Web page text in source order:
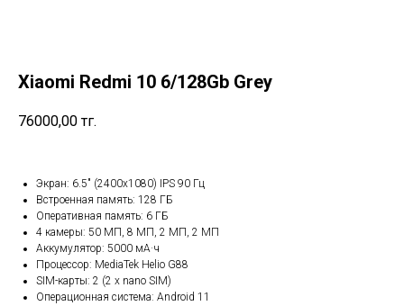
Xiaomi Redmi 10 6/128Gb Grey
76000,00 тг.
Экран: 6.5" (2400x1080) IPS 90 Гц
Встроенная память: 128 ГБ
Оперативная память: 6 ГБ
4 камеры: 50 МП, 8 МП, 2 МП, 2 МП
Аккумулятор: 5000 мА·ч
Процессор: MediaTek Helio G88
SIM-карты: 2 (2 x nano SIM)
Операционная система: Android 11